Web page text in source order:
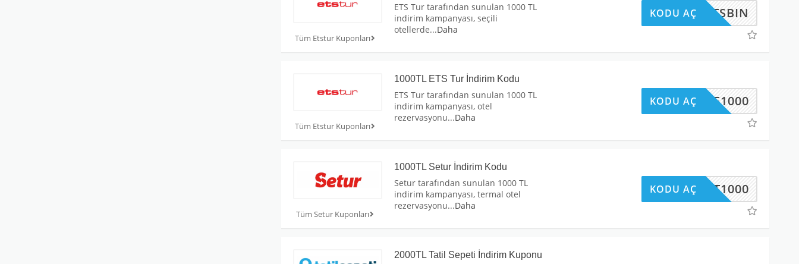
Tüm Etstur Kuponları
ETS Tur tarafından sunulan 1000 TL
indirim kampanyası, seçili
otellerde...Daha
ETSBIN
KODU AÇ
Tüm Etstur Kuponları
1000TL ETS Tur İndirim Kodu
ETS Tur tarafından sunulan 1000 TL
indirim kampanyası, otel
rezervasyonu...Daha
UYE1000
KODU AÇ
Tüm Setur Kuponları
1000TL Setur İndirim Kodu
Setur tarafından sunulan 1000 TL
indirim kampanyası, termal otel
rezervasyonu...Daha
RSAT1000
KODU AÇ
2000TL Tatil Sepeti İndirim Kuponu